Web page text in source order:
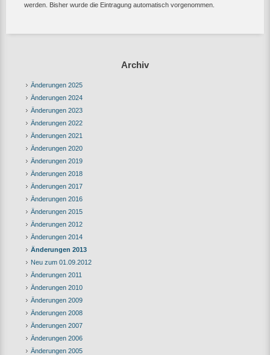
Archiv
Änderungen 2025
Änderungen 2024
Änderungen 2023
Änderungen 2022
Änderungen 2021
Änderungen 2020
Änderungen 2019
Änderungen 2018
Änderungen 2017
Änderungen 2016
Änderungen 2015
Änderungen 2012
Änderungen 2014
Änderungen 2013
Neu zum 01.09.2012
Änderungen 2011
Änderungen 2010
Änderungen 2009
Änderungen 2008
Änderungen 2007
Änderungen 2006
Änderungen 2005
werden. Bisher wurde die Eintragung automatisch vorgenommen.